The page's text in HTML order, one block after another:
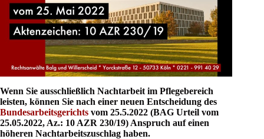
Wenn Sie ausschließlich Nachtarbeit im Pflegebereich
leisten, können Sie nach einer neuen Entscheidung des
Bundesarbeitsgerichts vom 25.5.2022 (BAG Urteil vom
25.05.2022, Az.: 10 AZR 230/19) Anspruch auf einen
höheren Nachtarbeitszuschlag haben.